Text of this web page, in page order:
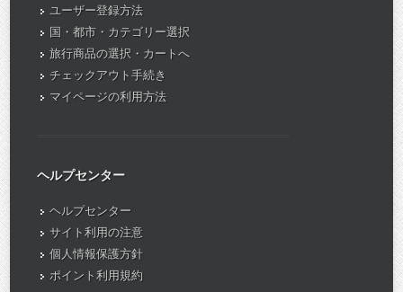
ユーザー登録方法
国・都市・カテゴリー選択
旅行商品の選択・カートへ
チェックアウト手続き
マイページの利用方法
ヘルプセンター
ヘルプセンター
サイト利用の注意
個人情報保護方針
ポイント利用規約